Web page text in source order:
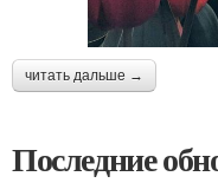
читать дальше →
Последние